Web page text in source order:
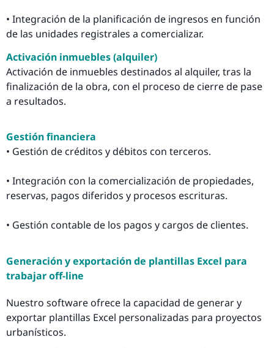
• Integración de la planificación de ingresos en función
de las unidades registrales a comercializar.
Activación inmuebles (alquiler)
Activación de inmuebles destinados al alquiler, tras la
finalización de la obra, con el proceso de cierre de pase
a resultados.
Gestión financiera
• Gestión de créditos y débitos con terceros.
• Integración con la comercialización de propiedades,
reservas, pagos diferidos y procesos escrituras.
• Gestión contable de los pagos y cargos de clientes.
Generación y exportación de plantillas Excel para
trabajar off-line
Nuestro software ofrece la capacidad de generar y
exportar plantillas Excel personalizadas para proyectos
urbanísticos.